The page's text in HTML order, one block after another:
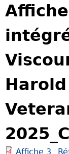
i
n
e
y
o
u
r
S
e
a
r
c
Affiche 3_